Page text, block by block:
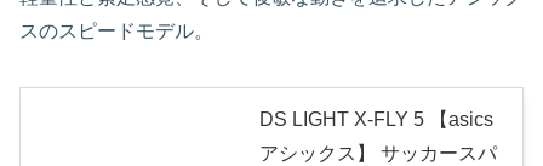
スのスピードモデル。
DS LIGHT X-FLY 5 【asics
アシックス】 サッカースパ